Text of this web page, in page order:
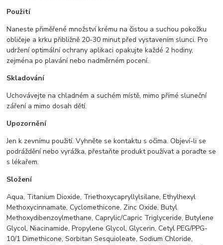
Použití
Naneste přiměřené množství krému na čistou a suchou pokožku
obličeje a krku přibližně 20-30 minut před vystavením slunci. Pro
udržení optimální ochrany aplikaci opakujte každé 2 hodiny,
zejména po plavání nebo nadměrném pocení. ​
Skladování
Uchovávejte na chladném a suchém místě, mimo přímé sluneční
záření a mimo dosah dětí.
Upozornění
Jen k zevnímu použití. Vyhněte se kontaktu s očima. Objeví-li se
podráždění nebo vyrážka, přestaňte produkt používat a poraďte se
s lékařem.
Složení
Aqua, Titanium Dioxide, Triethoxycapryllylsilane, Ethylhexyl
Methoxycinnamate, Cyclomethicone, Zinc Oxide, Butyl
Methoxydibenzoylmethane, Caprylic/Capric Triglyceride, Butylene
Glycol, Niacinamide, Propylene Glycol, Glycerin, Cetyl PEG/PPG-
10/1 Dimethicone, Sorbitan Sesquioleate, Sodium Chloride,